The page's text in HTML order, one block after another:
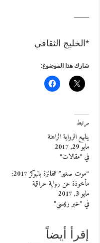
*الخليج الثقافي
شارك هذا الموضوع:
مرتبط
ينابيع الرواية الراهنة
مايو 29, 2017
في "مقالات"
“موت صغير” الفائزة بالبوكر 2017:
مأخوذة عن رواية عراقية
مايو 3, 2017
في "خبر رئيسي"
إقرأ أيضاً